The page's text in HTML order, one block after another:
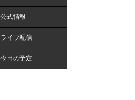
公式情報
ライブ配信
今日の予定